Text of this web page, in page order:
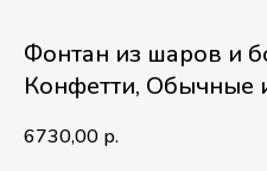
Фонтан из шаров и
Конфетти,
6730,00 р.